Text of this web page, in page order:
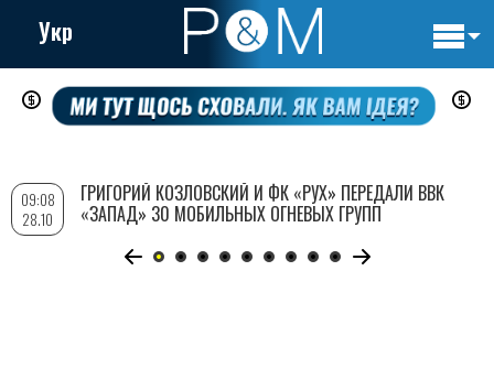
Перейти
содержанию
Укр
09:08
28.10
ГРИГОРИЙ КОЗЛОВСКИЙ И ФК «РУХ» ПЕРЕДАЛИ ВВК
«ЗАПАД» 30 МОБИЛЬНЫХ ОГНЕВЫХ ГРУПП